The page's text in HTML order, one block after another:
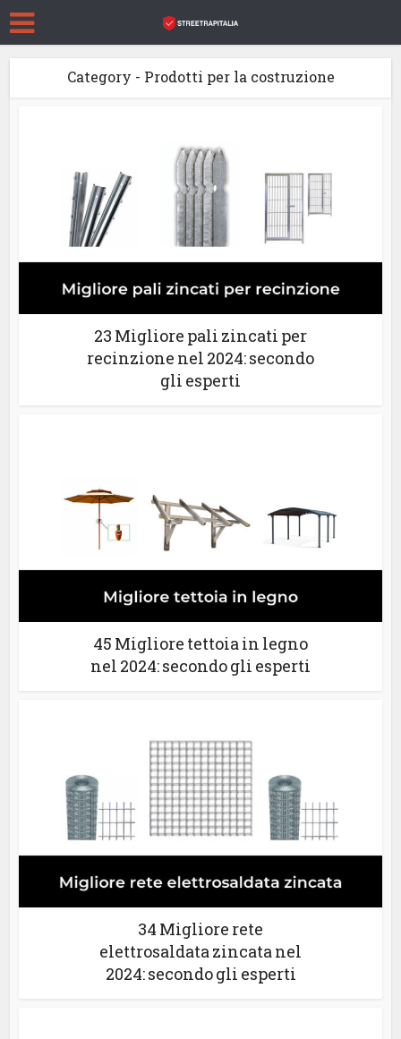
Category - Prodotti per la costruzione
23 Migliore pali zincati per
recinzione nel 2024: secondo
gli esperti
45 Migliore tettoia in legno
nel 2024: secondo gli esperti
34 Migliore rete
elettrosaldata zincata nel
2024: secondo gli esperti